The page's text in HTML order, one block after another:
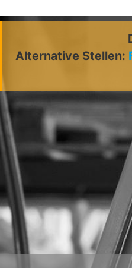
Alternative Stellen: